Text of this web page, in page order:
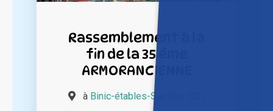
Rassemblement à la
fin de la 35 éme
ARMORANCIENNE
à Binic-étables-Sur-Mer (22)